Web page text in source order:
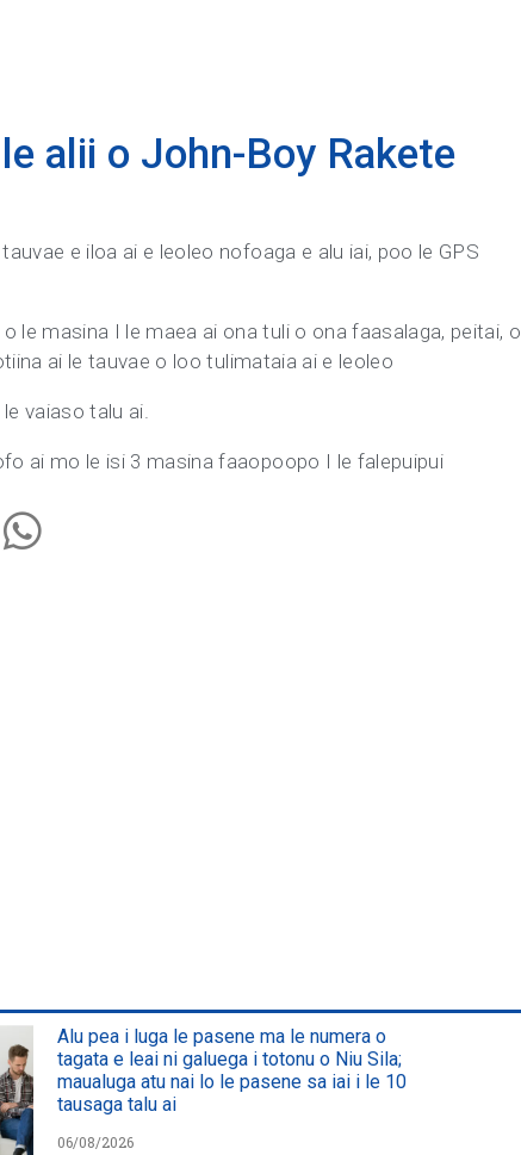
alii o John-Boy Rakete
e iloa ai e leoleo nofoaga e alu iai, poo le GPS
le masina I le maea ai ona tuli o ona faasalaga, peitai, o
ai le tauvae o loo tulimataia ai e leoleo
vaiaso talu ai.
ai mo le isi 3 masina faaopoopo I le falepuipui
Alu pea i luga le pasene ma le numera o
tagata e leai ni galuega i totonu o Niu Sila;
maualuga atu nai lo le pasene sa iai i le 10
tausaga talu ai
06/08/2026